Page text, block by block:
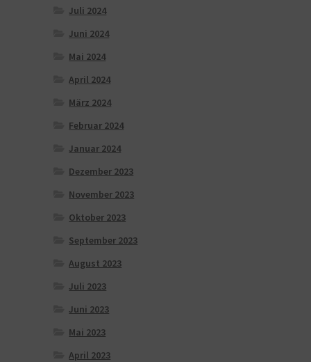
Juli 2024
Juni 2024
Mai 2024
April 2024
März 2024
Februar 2024
Januar 2024
Dezember 2023
November 2023
Oktober 2023
September 2023
August 2023
Juli 2023
Juni 2023
Mai 2023
April 2023